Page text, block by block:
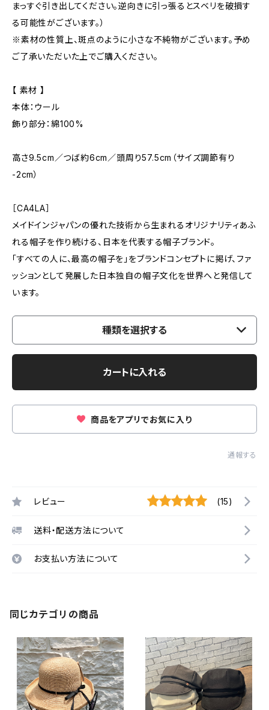
まっすぐ引き出してください。逆向きに引っ張るとスベリを破損す
る可能性がございます。）
※素材の性質上、斑点のように小さな不純物がございます。予め
ご了承いただいた上でご購入ください。
【 素材 】
本体：ウール
飾り部分：綿100%
高さ9.5cm／つば約6cm／頭周り57.5cm（サイズ調節有り
-2cm）
［CA4LA］
メイドインジャパンの優れた技術から生まれるオリジナリティあふ
れる帽子を作り続ける、日本を代表する帽子ブランド。
「すべての人に、最高の帽子を」をブランドコンセプトに掲げ、ファ
ッションとして発展した日本独自の帽子文化を世界へと発信して
います。
種類を選択する
カートに入れる
商品をアプリでお気に入り
通報する
レビュー (15)
送料・配送方法について
お支払い方法について
同じカテゴリの商品